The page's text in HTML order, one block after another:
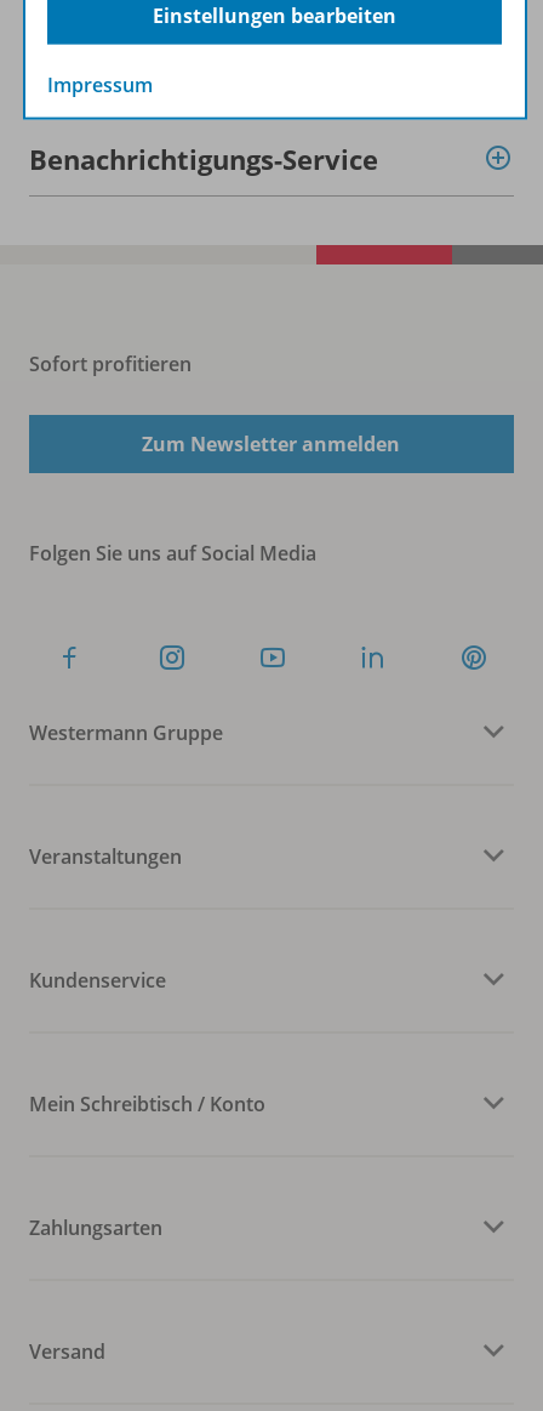
Benachrichtigungs-Service
Sofort profitieren
Zum Newsletter anmelden
Folgen Sie uns auf Social Media
Westermann Gruppe
Veranstaltungen
Kundenservice
Mein Schreibtisch / Konto
Zahlungsarten
Versand
Einstellungen bearbeiten
Impressum